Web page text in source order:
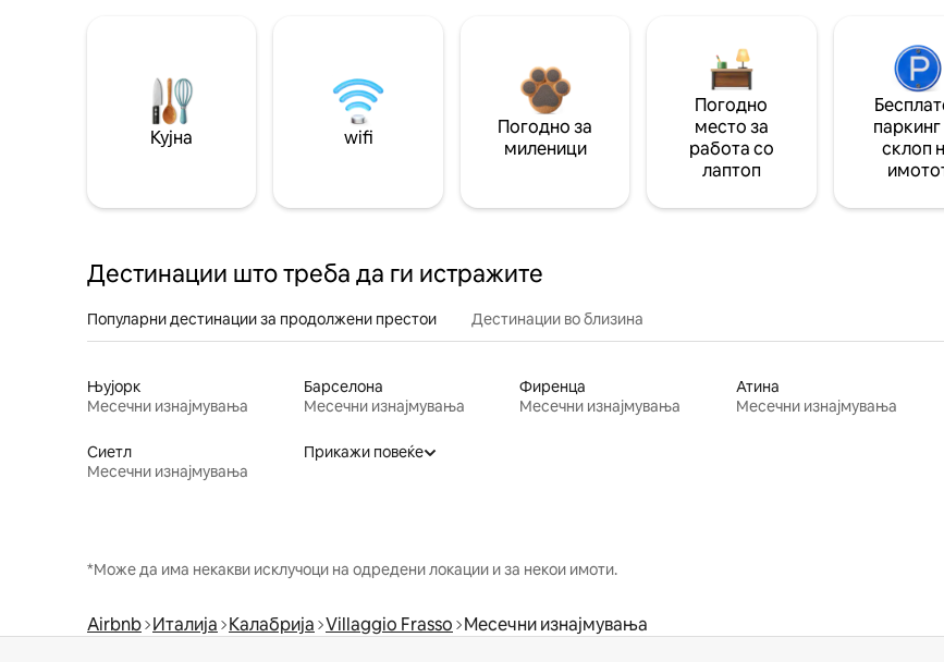
Кујна wifi
Погодно за
миленици
Погодно
место за
работа со
лаптоп
паркинг
склоп
Дестинации што треба да ги истражите
Популарни дестинации за продолжени престои Дестинации во близина
Њујорк
Месечни изнајмувања
Барселона
Месечни изнајмувања
Фиренца
Месечни изнајмувања
Атина
Месечни изнајмувања
Сиетл
Месечни изнајмувања
Прикажи повеќе
*Може да има некакви исклучоци на одредени локации и за некои имоти.
Airbnb Италија Калабрија Villaggio Frasso Месечни изнајмувања